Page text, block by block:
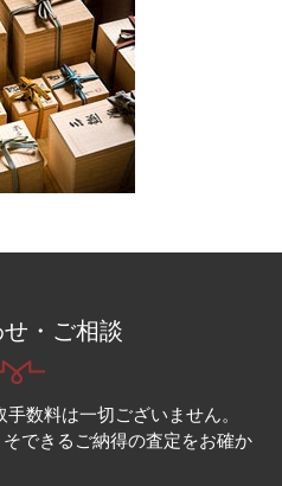
・ご相談
数料は一切ございません。
できるご納得の査定をお確か